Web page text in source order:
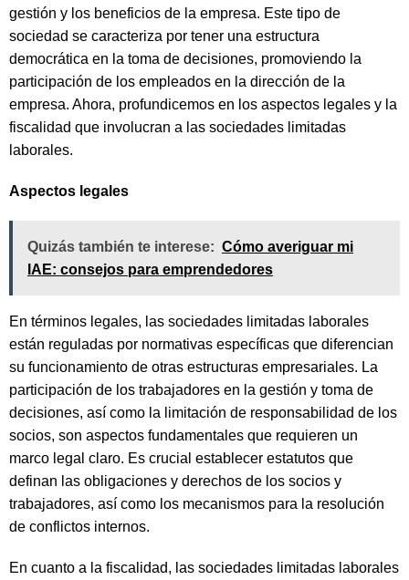
gestión y los beneficios de la empresa. Este tipo de
sociedad se caracteriza por tener una estructura
democrática en la toma de decisiones, promoviendo la
participación de los empleados en la dirección de la
empresa. Ahora, profundicemos en los aspectos legales y la
fiscalidad que involucran a las sociedades limitadas
laborales.
Aspectos legales
Quizás también te interese: Cómo averiguar mi
IAE: consejos para emprendedores
En términos legales, las sociedades limitadas laborales
están reguladas por normativas específicas que diferencian
su funcionamiento de otras estructuras empresariales. La
participación de los trabajadores en la gestión y toma de
decisiones, así como la limitación de responsabilidad de los
socios, son aspectos fundamentales que requieren un
marco legal claro. Es crucial establecer estatutos que
definan las obligaciones y derechos de los socios y
trabajadores, así como los mecanismos para la resolución
de conflictos internos.
En cuanto a la fiscalidad, las sociedades limitadas laborales